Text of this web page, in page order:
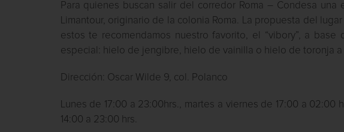
Para quienes buscan salir del corredor Roma – Condesa
Limantour, originario de la colonia Roma. La propuesta del
estos te recomendamos nuestro favorito, el “vibory”, a
especial: hielo de jengibre, hielo de vainilla o hielo de toronja a
Dirección: Oscar Wilde 9, col. Polanco
Lunes de 17:00 a 23:00hrs., martes a viernes de 17:00 a 02:00
14:00 a 23:00 hrs.